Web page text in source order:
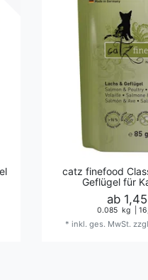
catz finefood
Geflügel für
ab
0.085 kg |
* inkl. ges. MwSt.